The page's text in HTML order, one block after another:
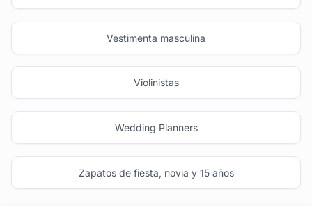
Vestimenta masculina
Violinistas
Wedding Planners
Zapatos de fiesta, novia y 15 años